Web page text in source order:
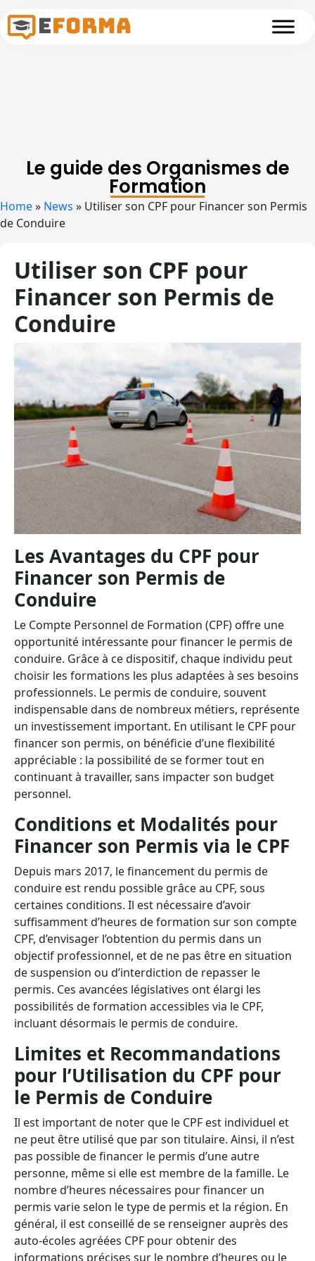
Le guide des Organismes de
Formation
Home» News » Utiliser son CPF pour Financer son Permis
de Conduire
Utiliser son CPF pour
Financer son Permis de
Conduire
Les Avantages du CPF pour
Financer son Permis de
Conduire
Le Compte Personnel de Formation (CPF) offre une
opportunité intéressante pour financer le permis de
conduire. Grâce à ce dispositif, chaque individu peut
choisir les formations les plus adaptées à ses besoins
professionnels. Le permis de conduire, souvent
indispensable dans de nombreux métiers, représente
un investissement important. En utilisant le CPF pour
financer son permis, on bénéficie d’une flexibilité
appréciable : la possibilité de se former tout en
continuant à travailler, sans impacter son budget
personnel.
Conditions et Modalités pour
Financer son Permis via le CPF
Depuis mars 2017, le financement du permis de
conduire est rendu possible grâce au CPF, sous
certaines conditions. Il est nécessaire d’avoir
suffisamment d’heures de formation sur son compte
CPF, d’envisager l’obtention du permis dans un
objectif professionnel, et de ne pas être en situation
de suspension ou d’interdiction de repasser le
permis. Ces avancées législatives ont élargi les
possibilités de formation accessibles via le CPF,
incluant désormais le permis de conduire.
Limites et Recommandations
pour l’Utilisation du CPF pour
le Permis de Conduire
Il est important de noter que le CPF est individuel et
ne peut être utilisé que par son titulaire. Ainsi, il n’est
pas possible de financer le permis d’une autre
personne, même si elle est membre de la famille. Le
nombre d’heures nécessaires pour financer un
permis varie selon le type de permis et la région. En
général, il est conseillé de se renseigner auprès des
auto-écoles agréées CPF pour obtenir des
informations précises sur le nombre d’heures ou le